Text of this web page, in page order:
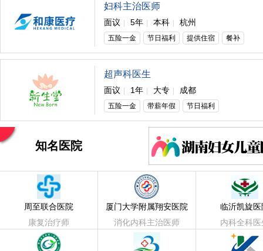
妇科主治医师
面议 5年 本科 杭州
五险一金 节日福利 提供住宿 餐补
超声科医生
面议 1年 大专 成都
五险一金 带薪年假 节日福利
知名医院
周至联合医院
康复治疗师
厦门大学附属翔安医院
消化内科主治医师
临沂凯旋医
内科全科医